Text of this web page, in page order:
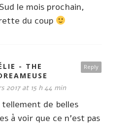
le mois prochain,
du coup
Reply
- THE
2017 at 15 h 44 min
tellement de belles
à voir que ce n’est pas